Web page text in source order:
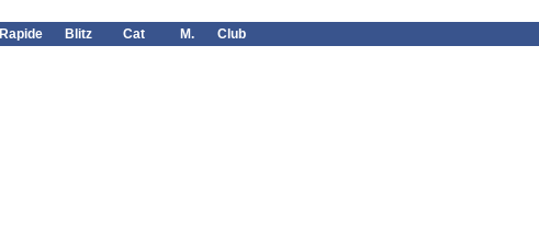
Rapide Blitz Cat M. Club